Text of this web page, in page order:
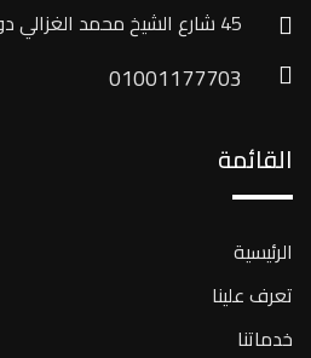
45 شارع الشيخ محمد الغزالي دور 1 اداري – الدقي – الجيزة
01001177703
القائمة
الرئيسية
تعرف علينا
خدماتنا